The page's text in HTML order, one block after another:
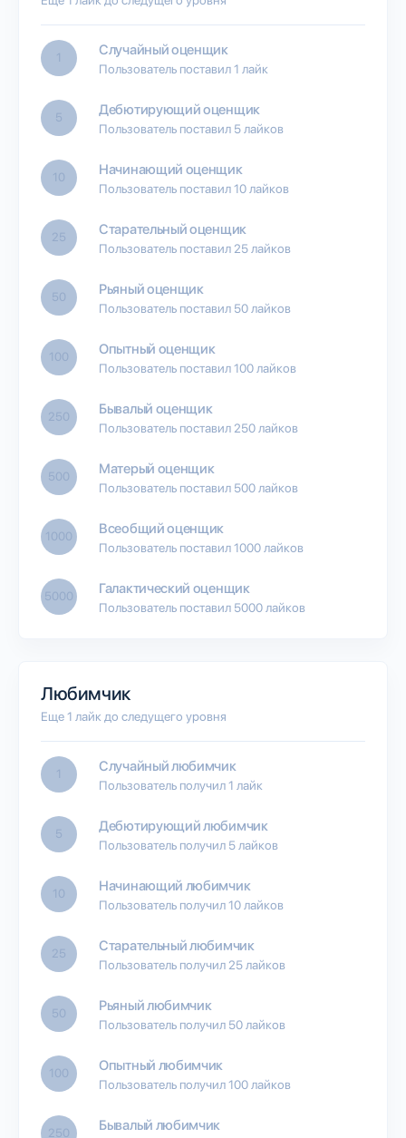
1 Случайный оценщик
Пользователь поставил 1 лайк
5 Дебютирующий оценщик
Пользователь поставил 5 лайков
10 Начинающий оценщик
Пользователь поставил 10 лайков
25 Старательный оценщик
Пользователь поставил 25 лайков
50 Рьяный оценщик
Пользователь поставил 50 лайков
100 Опытный оценщик
Пользователь поставил 100 лайков
250 Бывалый оценщик
Пользователь поставил 250 лайков
500 Матерый оценщик
Пользователь поставил 500 лайков
1000 Всеобщий оценщик
Пользователь поставил 1000 лайков
5000 Галактический оценщик
Пользователь поставил 5000 лайков
Любимчик
Еще 1 лайк до следущего уровня
1 Случайный любимчик
Пользователь получил 1 лайк
5 Дебютирующий любимчик
Пользователь получил 5 лайков
10 Начинающий любимчик
Пользователь получил 10 лайков
25 Старательный любимчик
Пользователь получил 25 лайков
50 Рьяный любимчик
Пользователь получил 50 лайков
100 Опытный любимчик
Пользователь получил 100 лайков
250 Бывалый любимчик